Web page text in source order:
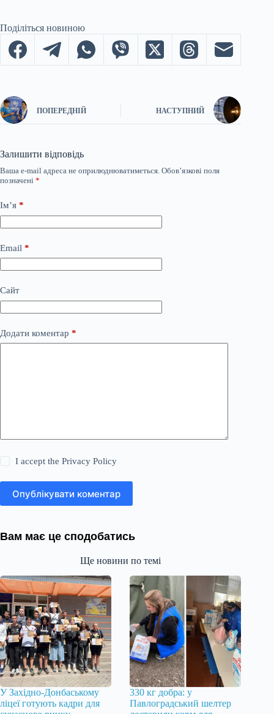
Поділіться новиною
ПОПЕРЕДНІЙ НАСТУПНИЙ
Залишити відповідь
Ваша e-mail адреса не оприлюднюватиметься. Обов’язкові поля
позначені *
Ім’я *
Email *
Сайт
Додати коментар *
I accept thePrivacy Policy
Опублікувати коментар
Вам має це сподобатись
Ще новини по темі
У Західно-Донбаському
ліцеї готують кадри для
330 кг добра: у
Павлоградський шелтер